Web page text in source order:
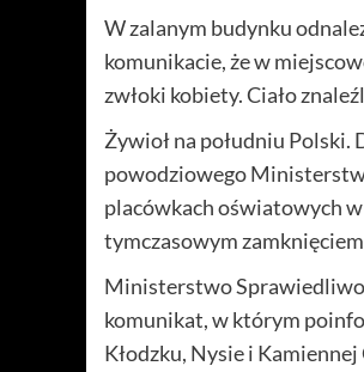
W zalanym budynku
komunikacie, że w
zwłoki kobiety. Ciało
Żywioł na południu
powodziowego
placówkach oświatowych
tymczasowym
Ministerstwo
komunikat, w którym
Kłodzku, Nysie i